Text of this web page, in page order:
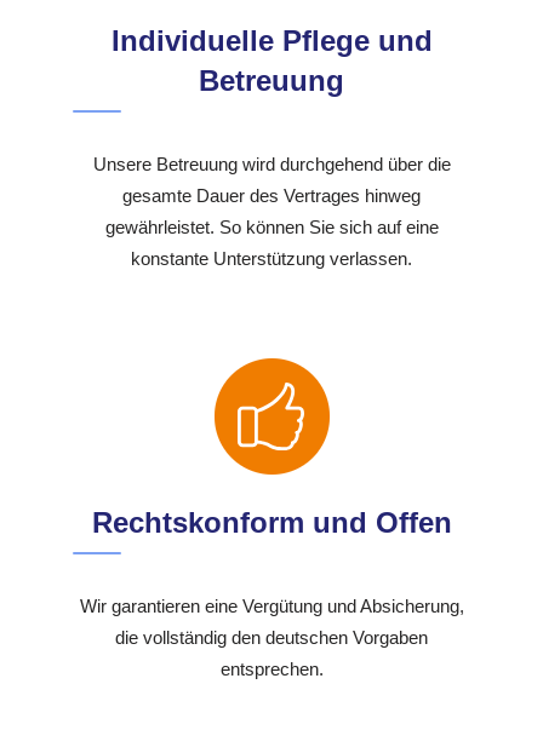
Individuelle Pflege und
Betreuung
Unsere Betreuung wird durchgehend über die
gesamte Dauer des Vertrages hinweg
gewährleistet. So können Sie sich auf eine
konstante Unterstützung verlassen.
Rechtskonform und Offen
Wir garantieren eine Vergütung und Absicherung,
die vollständig den deutschen Vorgaben
entsprechen.